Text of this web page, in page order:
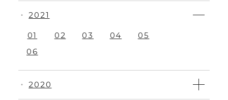
・ 2020
・ 2021
01 02 03 04
05
06